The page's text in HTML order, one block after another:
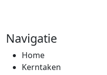
Navigatie
Home
Kerntaken